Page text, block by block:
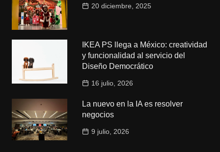
20 diciembre, 2025
IKEA PS llega a México: creatividad
y funcionalidad al servicio del
Diseño Democrático
16 julio, 2026
La nuevo en la IA es resolver
negocios
9 julio, 2026